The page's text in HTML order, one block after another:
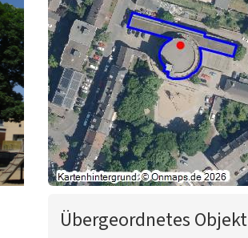
Übergeordnetes Objekt